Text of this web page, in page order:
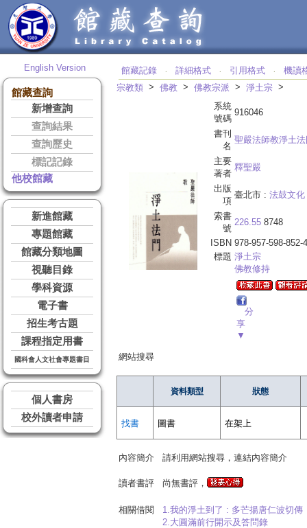
English Version
館藏查詢
新增查詢
查詢結果
查詢歷史
標記記錄
他校館藏
新進館藏
專題館藏
館藏分類地圖
視聽目錄
學科資源
電子書
招生考古題
課程指定用書
國科會人文社會專題書目
個人書房
校外讀者申請
館藏記錄 ‧ 詳細格式 ‧ 引用格式 ‧
機讀
宗教類 > 佛教 > 佛教宗派 > 淨土宗 >
系統
號碼
916046
書刊
名
聖嚴法師教淨土
主要
著者
釋聖嚴
出版
項
臺北市 : 法鼓文化
索書
號
226.55 8748
ISBN 978-957-598-852-4
標題 淨土宗
佛教修持
分
享
▼
網站搜尋
資料類型 狀態
找書 圖書 在架上
內容簡介 請利用網站搜尋，連結內容簡介
讀者書評 尚無書評，
相關借閱
1.我的淨土到了 : 多芒揚唐仁波切傳
2.大圓滿前行開示及答問錄